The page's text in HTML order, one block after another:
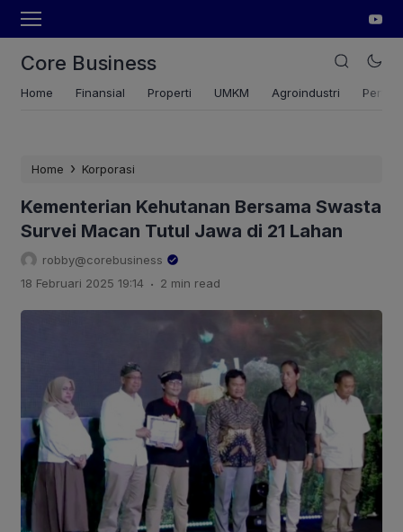
Core Business
Home Finansial Properti UMKM Agroindustri
Home › Korporasi
Kementerian Kehutanan Bersama Swasta
Survei Macan Tutul Jawa di 21 Lahan
robby@corebusiness
18 Februari 2025 19:14 . 2 min read